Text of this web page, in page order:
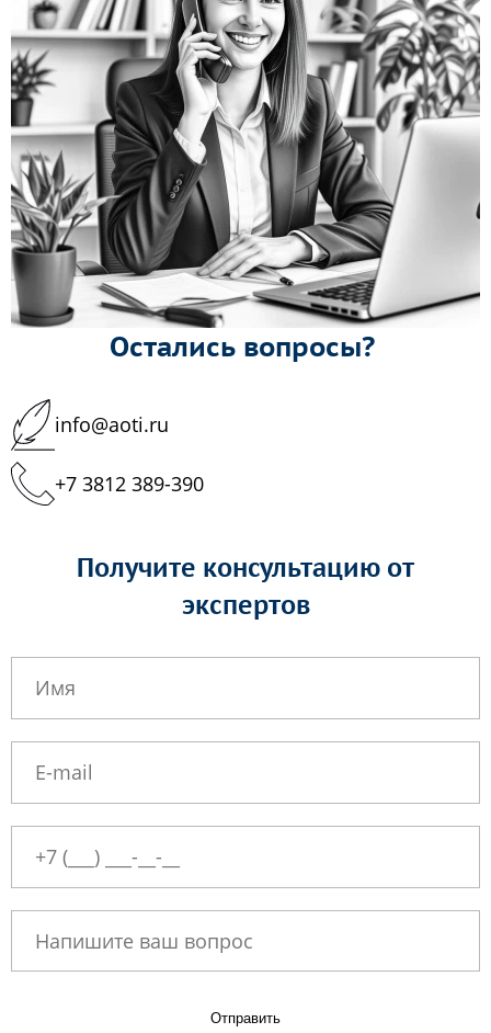
Остались вопросы?
info@aoti.ru
+7 3812 389-390
Получите консультацию от
экспертов
Отправить